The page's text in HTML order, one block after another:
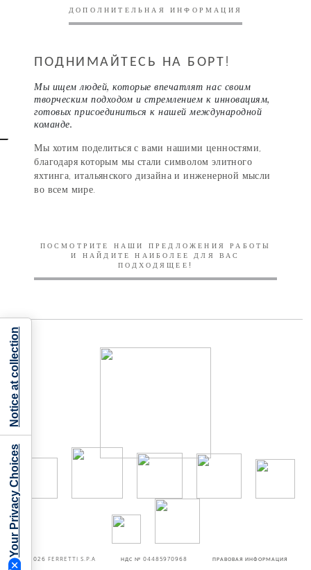
ДОПОЛНИТЕЛЬНАЯ ИНФОРМАЦИЯ
ПОДНИМАЙТЕСЬ НА БОРТ!
Мы ищем людей, которые впечатлят нас своим
творческим подходом и стремлением к инновациям,
готовых присоединиться к нашей международной
команде.
Мы хотим поделиться с вами нашими ценностями,
благодаря которым мы стали символом элитного
яхтинга, итальянского дизайна и инженерной мысли
во всем мире.
ПОСМОТРИТЕ НАШИ ПРЕДЛОЖЕНИЯ РАБОТЫ
И НАЙДИТЕ НАИБОЛЕЕ ДЛЯ ВАС
ПОДХОДЯЩЕЕ!
©2026 FERRETTI S.P.A НДС № 04485970968 ПРАВОВАЯ ИНФОРМАЦИЯ
Your Privacy Choices
Notice at collection